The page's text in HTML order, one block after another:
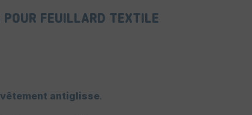
POUR FEUILLARD TEXTILE
antiglisse.